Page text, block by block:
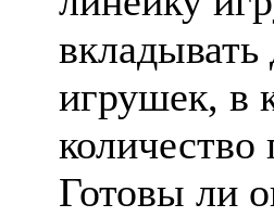
игрушек, в
количество
Готовы ли